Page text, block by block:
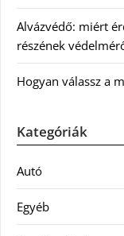
Alvázvédő: miért
részének
Hogyan válassz a
Kategóriák
Autó
Egyéb